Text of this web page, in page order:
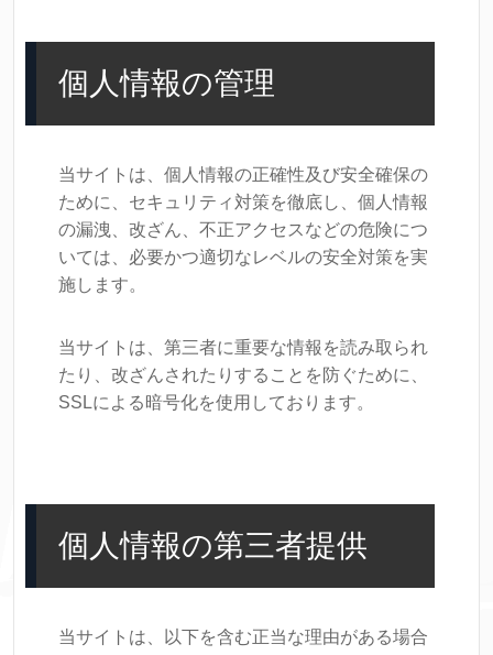
個人情報の管理
当サイトは、個人情報の正確性及び安全確保の
ために、セキュリティ対策を徹底し、個人情報
の漏洩、改ざん、不正アクセスなどの危険につ
いては、必要かつ適切なレベルの安全対策を実
施します。
当サイトは、第三者に重要な情報を読み取られ
たり、改ざんされたりすることを防ぐために、
SSLによる暗号化を使用しております。
個人情報の第三者提供
当サイトは、以下を含む正当な理由がある場合